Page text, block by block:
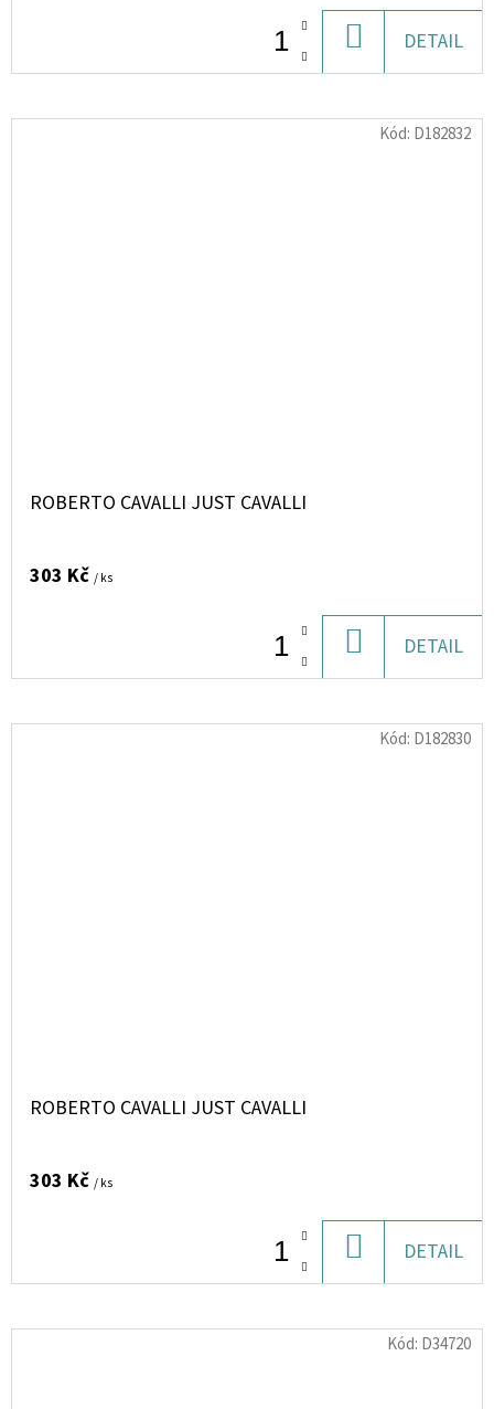
KOŠÍKU
DETAIL
ROBERTO CAVALLI JUST CAVALLI
303 Kč / ks
KOŠÍKU
DETAIL
Kód: D182832
ROBERTO CAVALLI JUST CAVALLI
303 Kč / ks
KOŠÍKU
DETAIL
Kód: D182830
Kód: D34720